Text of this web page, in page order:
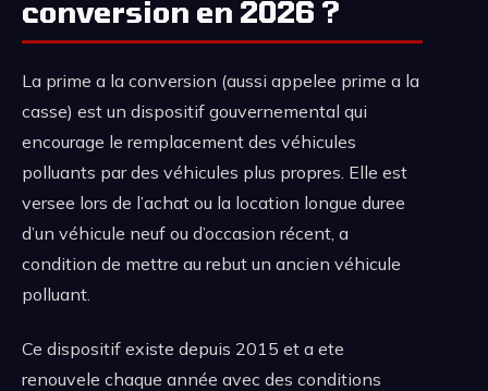
conversion en 2026 ?
La prime a la conversion (aussi appelee prime a la
casse) est un dispositif gouvernemental qui
encourage le remplacement des véhicules
polluants par des véhicules plus propres. Elle est
versee lors de l’achat ou la location longue duree
d’un véhicule neuf ou d’occasion récent, a
condition de mettre au rebut un ancien véhicule
polluant.
Ce dispositif existe depuis 2015 et a ete
renouvele chaque année avec des conditions